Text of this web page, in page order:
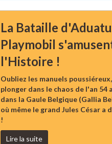
La Bataille
Playmobil
l'Histoire !
Oubliez les manuels
plonger dans le chaos de l'an 54
dans la Gaule Belgique (Gallia
où même le grand Jules César a
!
Lire la suite